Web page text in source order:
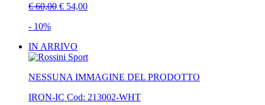
€ 60,00 € 54,00
- 10%
IN ARRIVO
NESSUNA IMMAGINE DEL PRODOTTO
IRON-IC Cod: 213002-WHT